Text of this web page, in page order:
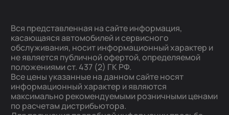
Вся представленная на сайте информация,
касающаяся автомобилей и сервисного
обслуживания, носит информационный характер и
не является публичной офертой, определяемой
положениями ст. 437 (2) ГК РФ.
Все цены указанные на данном сайте носят
информационный характер и являются
максимально рекомендуемыми розничными ценами
по расчетам дистрибьютора.